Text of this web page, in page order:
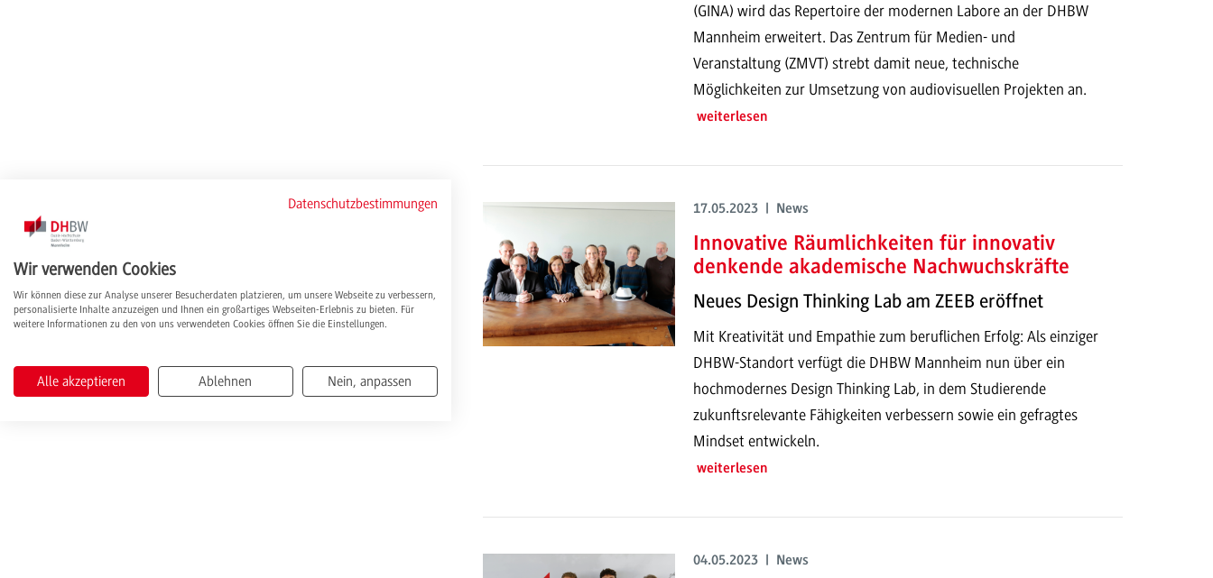
(GINA) wird das Repertoire der modernen Labore an der DHBW
Mannheim erweitert. Das Zentrum für Medien- und
Veranstaltung (ZMVT) strebt damit neue, technische
Möglichkeiten zur Umsetzung von audiovisuellen Projekten an.
weiterlesen
17.05.2023 | News
Innovative Räumlichkeiten für innovativ
denkende akademische Nachwuchskräfte
Neues Design Thinking Lab am ZEEB eröffnet
Mit Kreativität und Empathie zum beruflichen Erfolg: Als einziger
DHBW-Standort verfügt die DHBW Mannheim nun über ein
hochmodernes Design Thinking Lab, in dem Studierende
zukunftsrelevante Fähigkeiten verbessern sowie ein gefragtes
Mindset entwickeln.
weiterlesen
04.05.2023 | News
Datenschutzbestimmungen
Wir verwenden Cookies
Wir können diese zur Analyse unserer Besucherdaten platzieren, um unsere Webseite zu verbessern,
personalisierte Inhalte anzuzeigen und Ihnen ein großartiges Webseiten-Erlebnis zu bieten. Für
weitere Informationen zu den von uns verwendeten Cookies öffnen Sie die Einstellungen.
Alle akzeptieren Ablehnen Nein, anpassen